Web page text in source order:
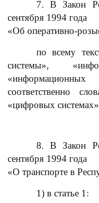
7. В Закон
сентября 1994 года
«Об оперативно-
по всему
системы»,
соответственно
«цифровых
8. В Закон
сентября 1994 года
«О транспорте в
1) в статье 1: